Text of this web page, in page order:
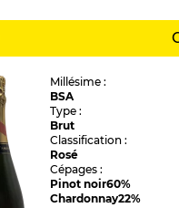
Millésime :
BSA
Type :
Brut
Classification :
Rosé
Cépages :
Pinot noir60%
Chardonnay22%